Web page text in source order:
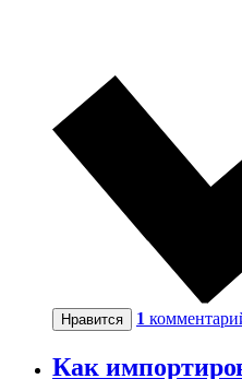
Нравится 1
Как